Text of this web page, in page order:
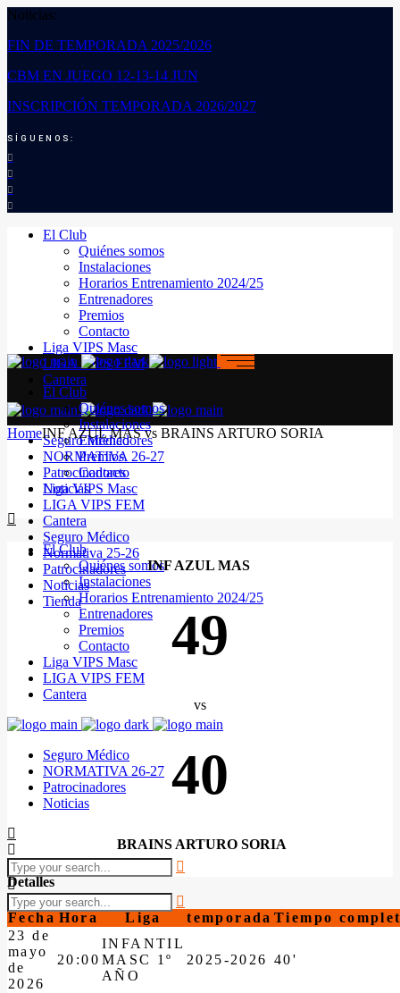
Noticias:
FIN DE TEMPORADA 2025/2026
CBM EN JUEGO 12-13-14 JUN
INSCRIPCIÓN TEMPORADA 2026/2027
SÍGUENOS:
El Club
Quiénes somos
Instalaciones
Horarios Entrenamiento 2024/25
Entrenadores
Premios
Contacto
Liga VIPS Masc
LIGA VIPS FEM
Cantera
Seguro Médico
NORMATIVA 26-27
Patrocinadores
Noticias
El Club
Quiénes somos
Instalaciones
Horarios Entrenamiento 2024/25
Entrenadores
Premios
Contacto
Liga VIPS Masc
LIGA VIPS FEM
Cantera
Seguro Médico
NORMATIVA 26-27
Patrocinadores
Noticias
El Club
Quiénes somos
Instalaciones
Entrenadores
Premios
Contacto
Liga VIPS Masc
LIGA VIPS FEM
Cantera
Seguro Médico
Normativa 25-26
Patrocinadores
Noticias
Tienda
HomeINF AZUL MAS vs BRAINS ARTURO SORIA
INF AZUL MAS
49
vs
40
BRAINS ARTURO SORIA
Detalles
Fecha Hora Liga temporada Tiempo
23 de
mayo
de
2026
20:00
INFANTIL
MASC 1º
AÑO
2025-2026 40'